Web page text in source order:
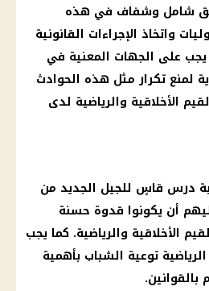
شامل وشفاف في هذه
واتخاذ الإجراءات القانونية
يجب على الجهات المعنية في
لمنع تكرار مثل هذه الحوادث
الأخلاقية والرياضية لدى
درس قاسٍ للجيل الجديد من
أن يكونوا قدوة حسنة
الأخلاقية والرياضية. كما يجب
توعية الشباب بأهمية